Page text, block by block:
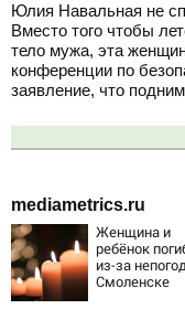
Юлия Навальная не
Вместо того чтобы
тело мужа, эта
конференции по
заявление, что
mediametrics.ru
Женщина и
ребёнок
из-за
Смоленске